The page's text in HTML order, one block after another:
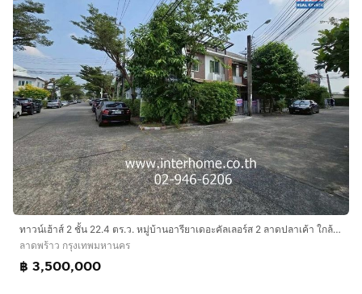
ทาวน์เฮ้าส์ 2 ชั้น 22.4 ตร.ว. หมู่บ้านอารียาเดอะคัลเลอร์ส 2 ลาดปลาเค้า ใกล้มหาวิทยาลัยเกษตรศาสตร์ ถนนลาดปลาเค้า เขตลาดพร้าว กรุงเทพมหานคร
ลาดพร้าว กรุงเทพมหานคร
฿ 3,500,000